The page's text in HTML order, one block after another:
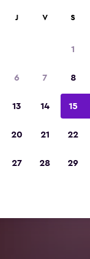
J V S
1
6 7 8
13 14 15
20 21 22
27 28 29